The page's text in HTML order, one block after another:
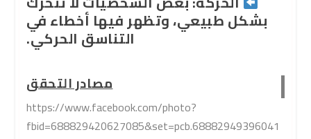
بشكل طبيعي، وتظهر فيها أخطاء في
التناسق الحركي.
مصادر التحقق
https://www.facebook.com/photo?
fbid=688829420627085&set=pcb.68882949396041